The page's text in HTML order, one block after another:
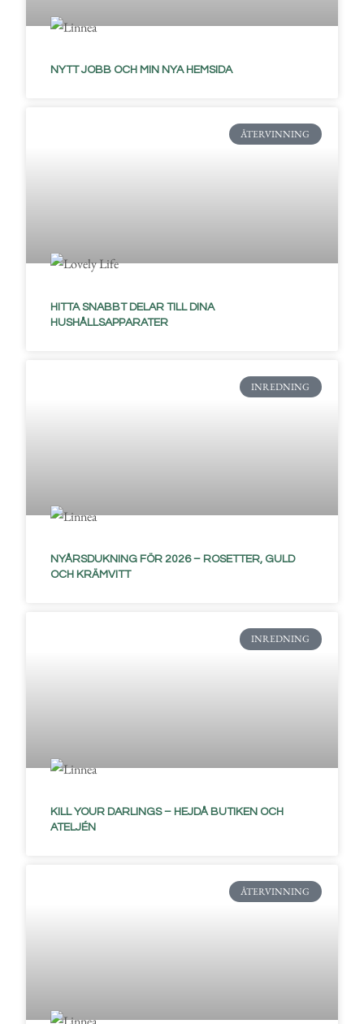
NYTT JOBB OCH MIN NYA HEMSIDA
ÅTERVINNING
HITTA SNABBT DELAR TILL DINA
HUSHÅLLSAPPARATER
INREDNING
NYÅRSDUKNING FÖR 2026 – ROSETTER, GULD
OCH KRÄMVITT
INREDNING
KILL YOUR DARLINGS – HEJDÅ BUTIKEN OCH
ATELJÉN
ÅTERVINNING